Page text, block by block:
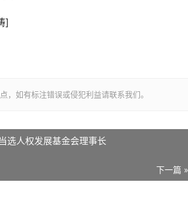
]
如有标注错误或侵犯利益请联系我们。
选人权发展基金会理事长
下一篇 »